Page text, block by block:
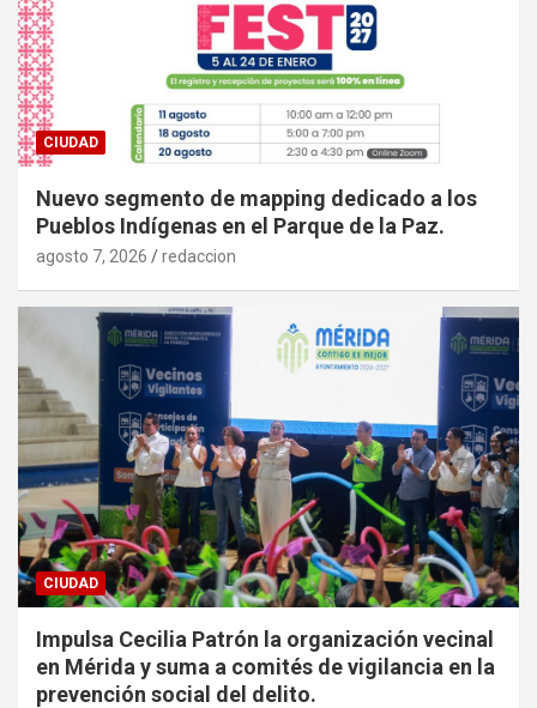
CIUDAD
Nuevo segmento de mapping dedicado a los
Pueblos Indígenas en el Parque de la Paz.
agosto 7, 2026 redaccion
CIUDAD
Impulsa Cecilia Patrón la organización vecinal
en Mérida y suma a comités de vigilancia en la
prevención social del delito.